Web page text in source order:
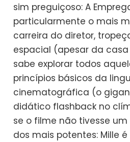
sim preguiçoso: A
particularmente o mais
carreira do diretor,
espacial (apesar da
sabe explorar todos
princípios básicos da
cinematográfica (o
didático flashback no
se o filme não tivesse
dos mais potentes: Mille